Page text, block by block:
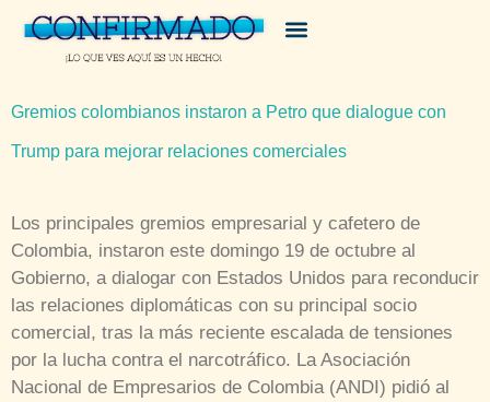
Gremios colombianos instaron a Petro que dialogue con
Trump para mejorar relaciones comerciales
Los principales gremios empresarial y cafetero de
Colombia, instaron este domingo 19 de octubre al
Gobierno, a dialogar con Estados Unidos para reconducir
las relaciones diplomáticas con su principal socio
comercial, tras la más reciente escalada de tensiones
por la lucha contra el narcotráfico. La Asociación
Nacional de Empresarios de Colombia (ANDI) pidió al